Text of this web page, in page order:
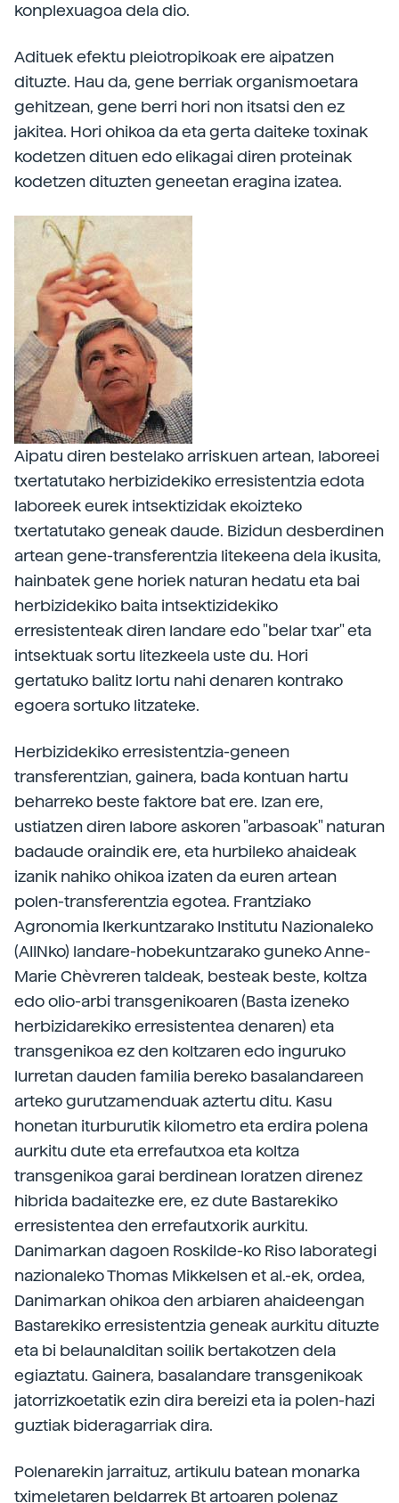
konplexuagoa dela dio.
Adituek efektu pleiotropikoak ere aipatzen
dituzte. Hau da, gene berriak organismoetara
gehitzean, gene berri hori non itsatsi den ez
jakitea. Hori ohikoa da eta gerta daiteke toxinak
kodetzen dituen edo elikagai diren proteinak
kodetzen dituzten geneetan eragina izatea.
Aipatu diren bestelako arriskuen artean, laboreei
txertatutako herbizidekiko erresistentzia edota
laboreek eurek intsektizidak ekoizteko
txertatutako geneak daude. Bizidun desberdinen
artean gene-transferentzia litekeena dela ikusita,
hainbatek gene horiek naturan hedatu eta bai
herbizidekiko baita intsektizidekiko
erresistenteak diren landare edo "belar txar" eta
intsektuak sortu litezkeela uste du. Hori
gertatuko balitz lortu nahi denaren kontrako
egoera sortuko litzateke.
Herbizidekiko erresistentzia-geneen
transferentzian, gainera, bada kontuan hartu
beharreko beste faktore bat ere. Izan ere,
ustiatzen diren labore askoren "arbasoak" naturan
badaude oraindik ere, eta hurbileko ahaideak
izanik nahiko ohikoa izaten da euren artean
polen-transferentzia egotea. Frantziako
Agronomia Ikerkuntzarako Institutu Nazionaleko
(AIINko) landare-hobekuntzarako guneko Anne-
Marie Chèvreren taldeak, besteak beste, koltza
edo olio-arbi transgenikoaren (Basta izeneko
herbizidarekiko erresistentea denaren) eta
transgenikoa ez den koltzaren edo inguruko
lurretan dauden familia bereko basalandareen
arteko gurutzamenduak aztertu ditu. Kasu
honetan iturburutik kilometro eta erdira polena
aurkitu dute eta errefautxoa eta koltza
transgenikoa garai berdinean loratzen direnez
hibrida badaitezke ere, ez dute Bastarekiko
erresistentea den errefautxorik aurkitu.
Danimarkan dagoen Roskilde-ko Riso laborategi
nazionaleko Thomas Mikkelsen et al.-ek, ordea,
Danimarkan ohikoa den arbiaren ahaideengan
Bastarekiko erresistentzia geneak aurkitu dituzte
eta bi belaunalditan soilik bertakotzen dela
egiaztatu. Gainera, basalandare transgenikoak
jatorrizkoetatik ezin dira bereizi eta ia polen-hazi
guztiak bideragarriak dira.
Polenarekin jarraituz, artikulu batean monarka
tximeletaren beldarrek Bt artoaren polenaz